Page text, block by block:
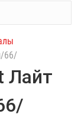
66/
Лайт